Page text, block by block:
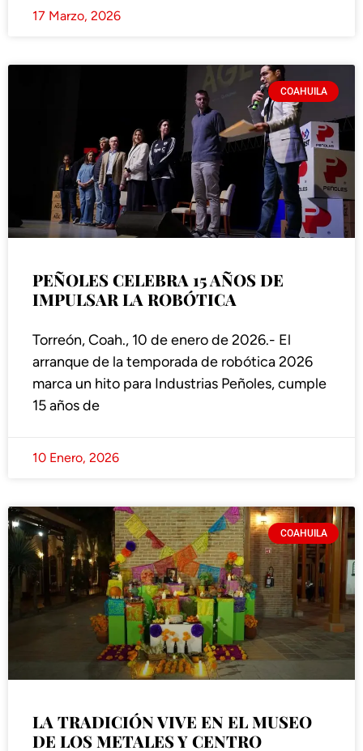
17 Marzo, 2026
COAHUILA
PEÑOLES CELEBRA 15 AÑOS DE
IMPULSAR LA ROBÓTICA
Torreón, Coah., 10 de enero de 2026.- El
arranque de la temporada de robótica 2026
marca un hito para Industrias Peñoles, cumple
15 años de
10 Enero, 2026
COAHUILA
LA TRADICIÓN VIVE EN EL MUSEO
DE LOS METALES Y CENTRO